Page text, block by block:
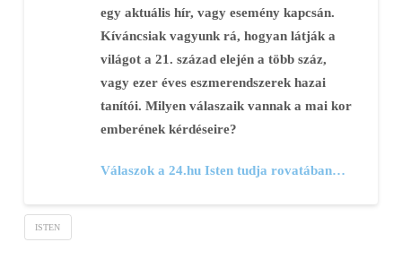
egy aktuális hír, vagy esemény kapcsán.
Kíváncsiak vagyunk rá, hogyan látják a
világot a 21. század elején a több száz,
vagy ezer éves eszmerendszerek hazai
tanítói. Milyen válaszaik vannak a mai kor
emberének kérdéseire?
Válaszok a 24.hu Isten tudja rovatában…
ISTEN